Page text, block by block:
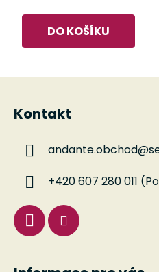
DO KOŠÍKU
Z
Kontakt
andante.obchod@
+420 607 280 011